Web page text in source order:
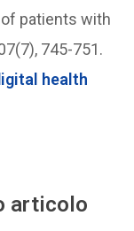
patients with
745-751.
health
articolo